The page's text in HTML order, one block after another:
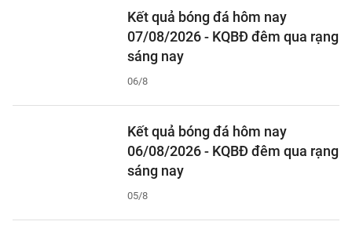
Kết quả bóng đá hôm nay
07/08/2026 - KQBĐ đêm qua rạng
sáng nay
06/8
Kết quả bóng đá hôm nay
06/08/2026 - KQBĐ đêm qua rạng
sáng nay
05/8